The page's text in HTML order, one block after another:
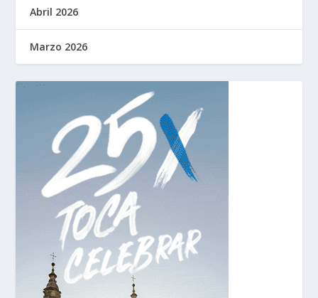
Abril 2026
Marzo 2026